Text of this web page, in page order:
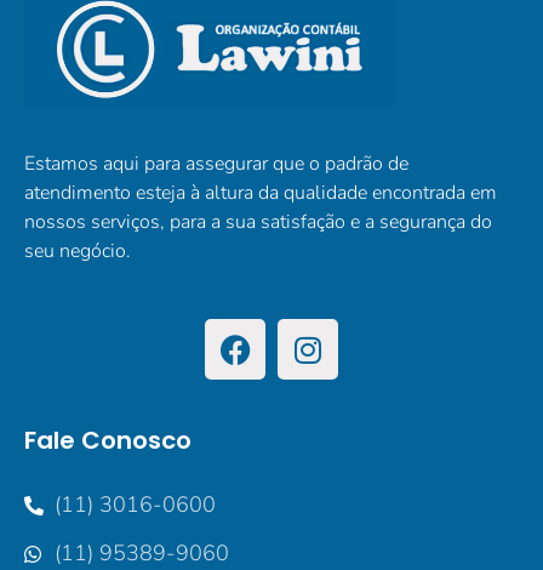
Estamos aqui para assegurar que o padrão de
atendimento esteja à altura da qualidade encontrada em
nossos serviços, para a sua satisfação e a segurança do
seu negócio.
Fale Conosco
(11) 3016-0600
(11) 95389-9060